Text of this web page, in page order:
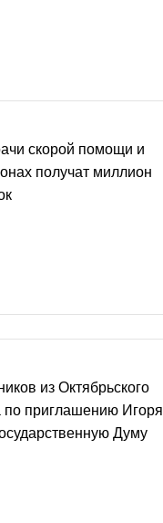
скорой помощи и
получат миллион
из Октябрьского
по приглашению Игоря
Думу